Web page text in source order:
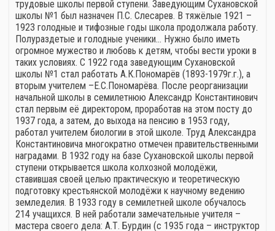
трудовые школы первой ступени. Заведующим Сухановской
школы №1 был назначен П.С. Слесарев. В тяжёлые 1921 –
1923 голодные и тифозные годы школа продолжала работу.
Полураздетые и голодные ученики… Нужно было иметь
огромное мужество и любовь к детям, чтобы вести уроки в
таких условиях. С 1922 года заведующим Сухановской
школы №1 стал работать А.К.Пономарёв (1893-1979г.г.), а
вторым учителем –Е.С.Пономарёва. После реорганизации
начальной школы в семилетнюю Александр Константинович
стал первым её директором, проработав на этом посту до
1937 года, а затем, до выхода на пенсию в 1953 году,
работал учителем биологии в этой школе. Труд Александра
Константиновича многократно отмечен правительственными
наградами. В 1932 году на базе Сухановской школы первой
ступени открывается школа колхозной молодёжи,
ставившая своей целью практическую и теоретическую
подготовку крестьянской молодёжи к научному ведению
земледелия. В 1933 году в семилетней школе обучалось
214 учащихся. В ней работали замечательные учителя –
мастера своего дела: А.Т. Бурдин (с 1935 года – инструктор